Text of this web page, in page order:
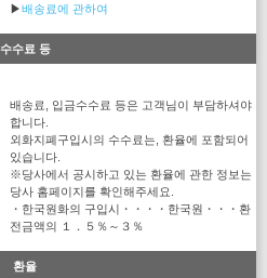
▶배송료에 관하여
수수료 등
배송료, 입금수수료 등은 고객님이 부담하셔야
합니다.
외화지폐구입시의 수수료는, 환율에 포함되어
있습니다.
※당사에서 공시하고 있는 환율에 관한 정보는
당사 홈페이지를 확인해주세요.
・한국원화의 구입시・・・・한국원・・・환
전금액의 １．５％～３％
환율